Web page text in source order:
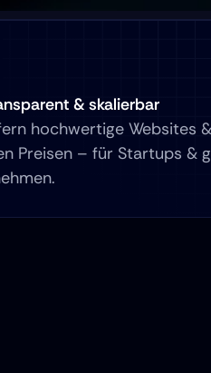
& skalierbar
hochwertige Websites
Preisen – für Startups &